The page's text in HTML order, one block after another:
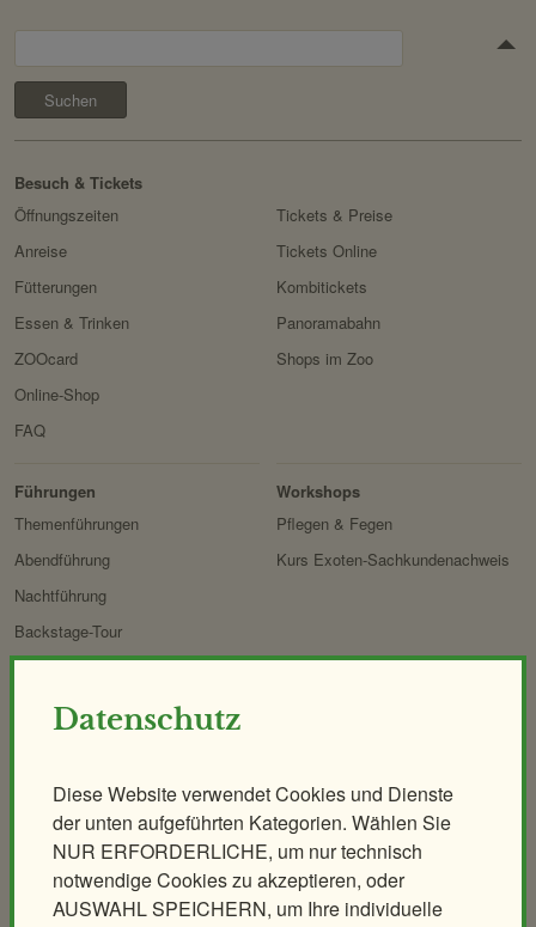
Datenschutz
Diese Website verwendet Cookies und Dienste
der unten aufgeführten Kategorien. Wählen Sie
NUR ERFORDERLICHE, um nur technisch
notwendige Cookies zu akzeptieren, oder
AUSWAHL SPEICHERN, um Ihre individuelle
Besuch & Tickets
Öffnungszeiten
Anreise
Fütterungen
Essen & Trinken
ZOOcard
Tickets & Preise
Tickets Online
Kombitickets
Panoramabahn
Shops im Zoo
Online-Shop
FAQ
Zoo
Führungen
Themenführungen
Abendführung
Nachtführung
Backstage-Tour
Erlebnisgutscheine
Aqua-Forschungsstation
Birding im Zoo
Demenzfreundlicher Rundgang
Workshops
Pflegen & Fegen
Kurs Exoten-Sachkundenachweis
Tiere & Kulinarik Zoo für Kinder
&
Forschung